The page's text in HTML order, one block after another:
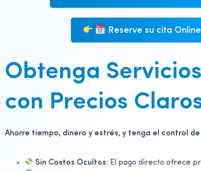
Reserve su cita Online
Obtenga
con Precios
Ahorre tiempo, dinero y estrés, y tenga el control de
Sin Costos Ocultos: El pago directo ofrece